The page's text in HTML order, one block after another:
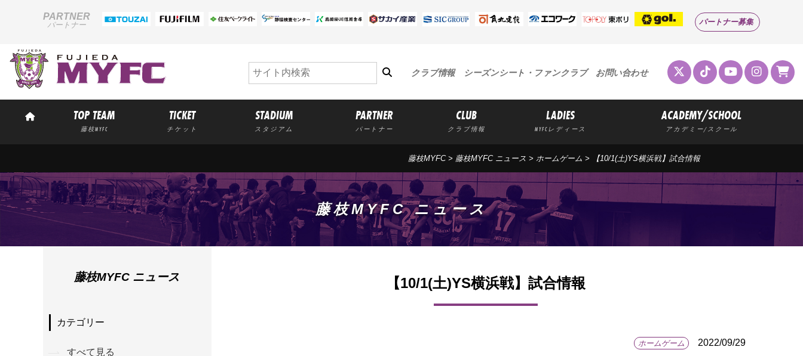
PARTNER
パートナー パートナー募集
クラブ情報 シーズンシート・ファンクラブ お問い合わせ
TOP TEAM
藤枝MYFC
TICKET
チケット
STADIUM
スタジアム
PARTNER
パートナー
CLUB
クラブ情報
LADIES
MYFCレディース
ACADEMY/SCHOOL
アカデミー/スクール
藤枝MYFC> 藤枝MYFC ニュース > ホームゲーム > 【10/1(土)YS横浜戦】試合情報
藤枝MYFC ニュース
【10/1(土)YS横浜戦】試合情報
ホームゲーム 2022/09/29
藤枝MYFC ニュース
カテゴリー
すべて見る